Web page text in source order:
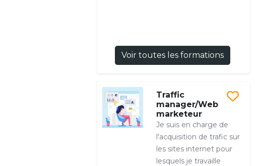
Voir toutes les formations
Traffic
manager/Web
marketeur
Je suis en charge de
l'acquisition de trafic sur
les sites internet pour
lesquels je travaille